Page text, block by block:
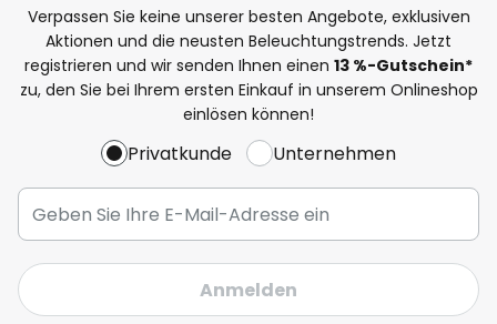
Verpassen Sie keine unserer besten Angebote, exklusiven
Aktionen und die neusten Beleuchtungstrends. Jetzt
registrieren und wir senden Ihnen einen 13 %-Gutschein*
zu, den Sie bei Ihrem ersten Einkauf in unserem Onlineshop
einlösen können!
Privatkunde Unternehmen
Anmelden